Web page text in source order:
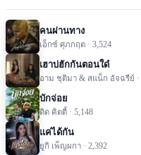
คนผ่านทาง
เอ็กซ์ ศุภกฤต · 3,524
เฮาบ่ฮักกันตอนใด๋
อาม ชุติมา & สแน็ก อัจฉรีย์ ·
บักจ่อย
ดิด คิตตี้ · 5,148
แค่ได้กัน
ยูกิ เพ็ญผกา · 2,392